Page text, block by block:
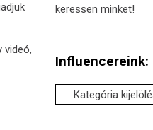
videó,
keressen minket!
Influencereink:
Influencereink: